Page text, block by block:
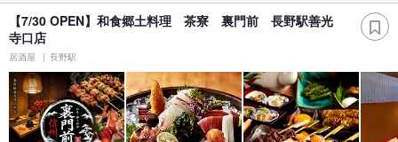
【7/30 OPEN】和食郷土料理 茶寮 裏門前 長野駅善光
寺口店
居酒屋 長野駅